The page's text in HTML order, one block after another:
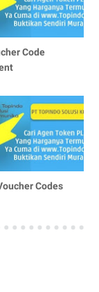
Code
Codes